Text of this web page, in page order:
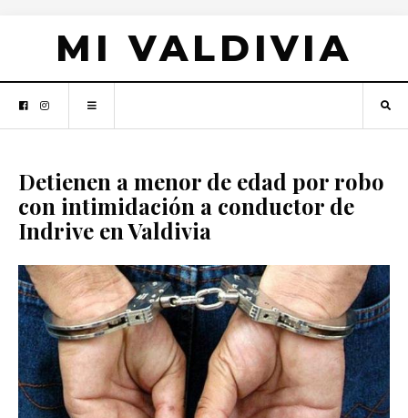
MI VALDIVIA
Detienen a menor de edad por robo
con intimidación a conductor de
Indrive en Valdivia